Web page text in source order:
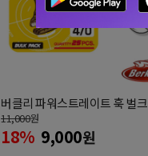
버클리 파워스트레이트 훅 벌크
11,000원
18% 9,000원